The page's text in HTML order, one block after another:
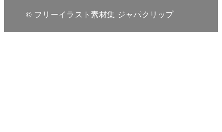
© フリーイラスト素材集 ジャパクリップ